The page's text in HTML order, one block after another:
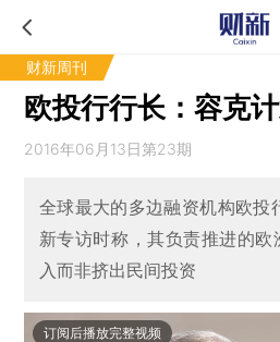
财新周刊
欧投行行长：容克
2016年06月13日第23期
全球最大的多边融资机构欧投
新专访时称，其负责推进的欧
入而非挤出民间投资
订阅后播放完整视频